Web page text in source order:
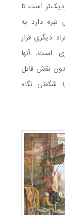
است تا
دارد به
دیگری قرار
است. آنها
نقش قابل
شگفتی نگاه